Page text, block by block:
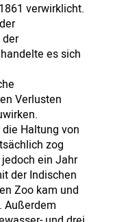
verwirklicht.
es sich
Verlusten
Haltung von
zog
ein Jahr
der Indischen
Zoo kam und
Außerdem